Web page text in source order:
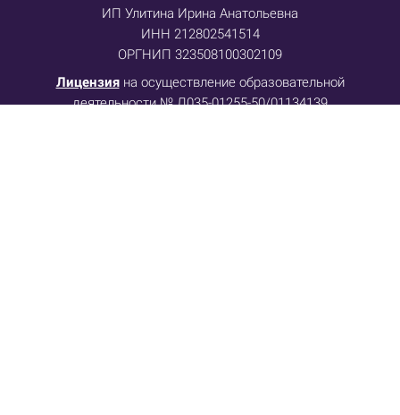
ИП Улитина Ирина Анатольевна
ИНН 212802541514
ОРГНИП 323508100302109
Лицензия на осуществление образовательной
деятельности № Л035-01255-50/01134139